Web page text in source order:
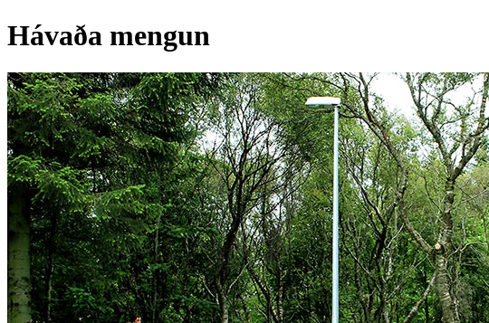
Hávaða mengun